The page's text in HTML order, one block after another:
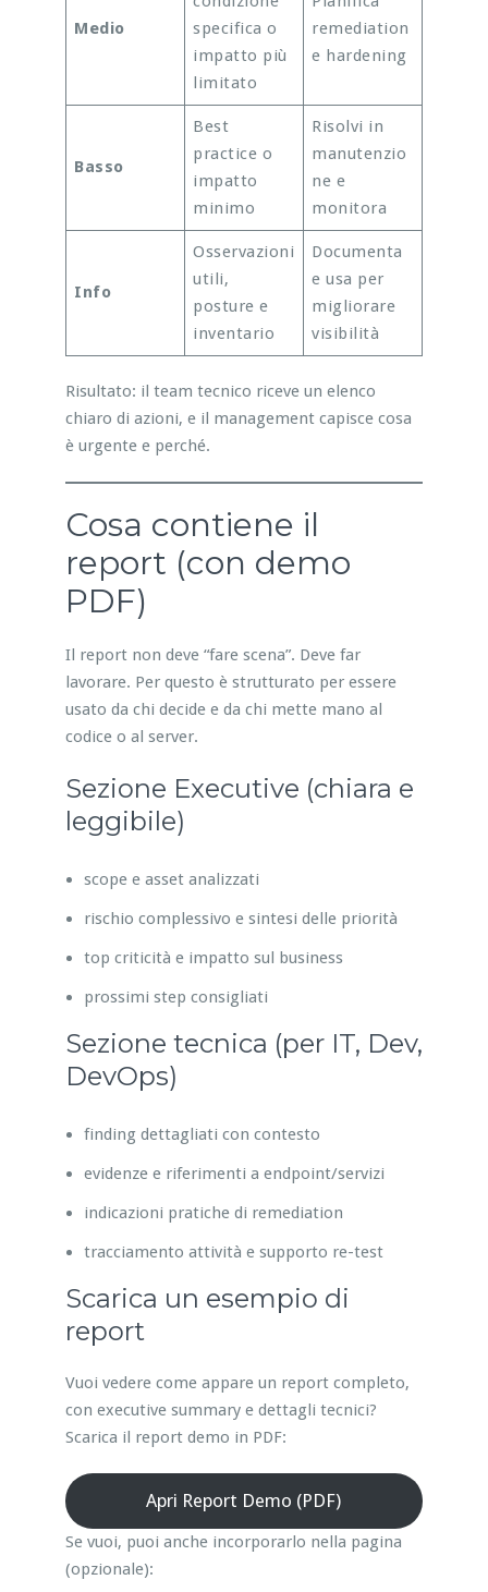
Medio
specifica o
impatto più
limitato
remediation
e hardening
Basso
Best
practice o
impatto
minimo
Risolvi in
manutenzio
ne e
monitora
Info
Osservazioni
utili,
posture e
inventario
Documenta
e usa per
migliorare
visibilità
Risultato: il team tecnico riceve un elenco
chiaro di azioni, e il management capisce cosa
è urgente e perché.
Cosa contiene il
report (con demo
PDF)
Il report non deve “fare scena”. Deve far
lavorare. Per questo è strutturato per essere
usato da chi decide e da chi mette mano al
codice o al server.
Sezione Executive (chiara e
leggibile)
scope e asset analizzati
rischio complessivo e sintesi delle priorità
top criticità e impatto sul business
prossimi step consigliati
Sezione tecnica (per IT, Dev,
DevOps)
finding dettagliati con contesto
evidenze e riferimenti a endpoint/servizi
indicazioni pratiche di remediation
tracciamento attività e supporto re-test
Scarica un esempio di
report
Vuoi vedere come appare un report completo,
con executive summary e dettagli tecnici?
Scarica il report demo in PDF:
Apri Report Demo (PDF)
Se vuoi, puoi anche incorporarlo nella pagina
(opzionale):